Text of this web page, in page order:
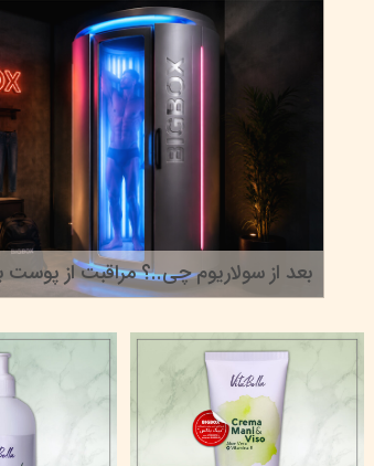
بعد از سولاریوم چی..؟ مراقبت از پوست